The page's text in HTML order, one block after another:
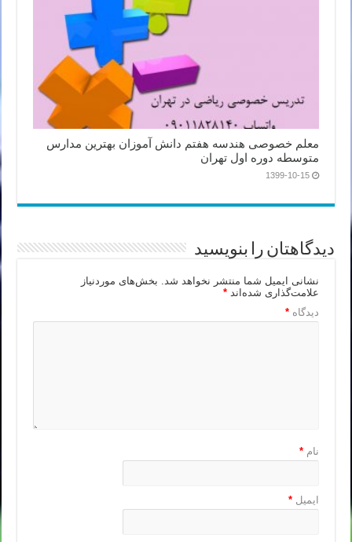
معلم خصوصی هندسه هفتم دانش آموزان بهترین مدارس
متوسطه دوره اول تهران
1399-10-15
دیدگاهتان را بنویسید
نشانی ایمیل شما منتشر نخواهد شد. بخش‌های موردنیاز
علامت‌گذاری شده‌اند*
دیدگاه*
نام*
ایمیل*